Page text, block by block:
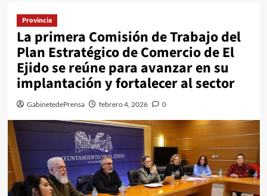
Provincia
La primera Comisión de Trabajo del
Plan Estratégico de Comercio de El
Ejido se reúne para avanzar en su
implantación y fortalecer al sector
GabinetedePrensa febrero 4, 2026 0